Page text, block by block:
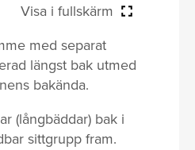
Visa i fullskärm
med separat
längst bak utmed
bakända.
(långbäddar) bak i
sittgrupp fram.